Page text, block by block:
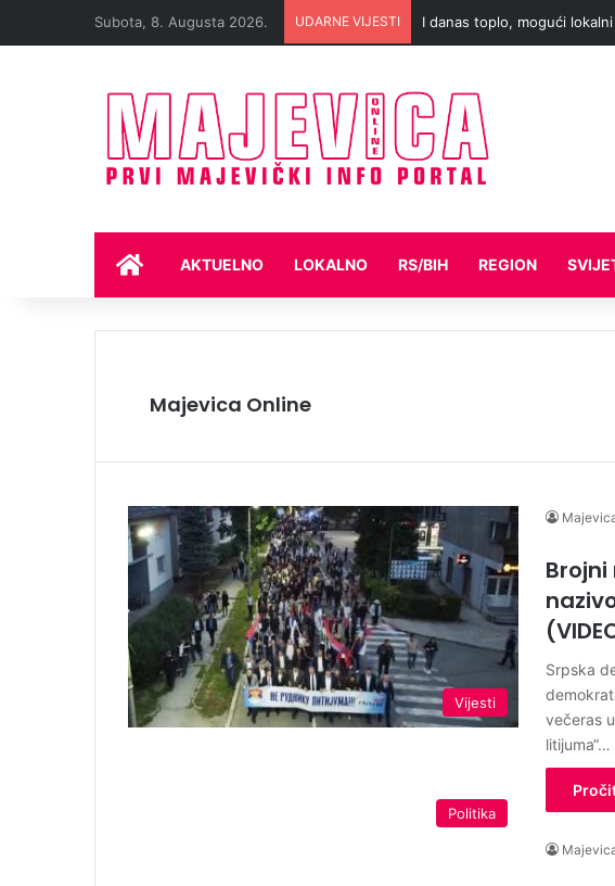
Subota, 8. Augusta 2026. UDARNE VIJESTI I danas toplo, mogući lokalni
NASLOVNA
AKTUELNO LOKALNO RS/BIH REGION
Majevica Online
Vijesti
Srpska
večeras
litijuma“…
Politika